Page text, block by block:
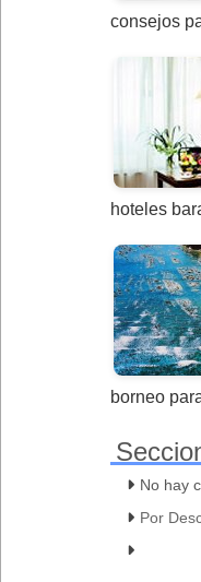
consejos
hoteles
borneo
No hay
Por